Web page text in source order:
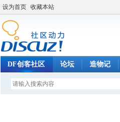
设为首页 收藏本站
DF创客社区 论坛 造物记